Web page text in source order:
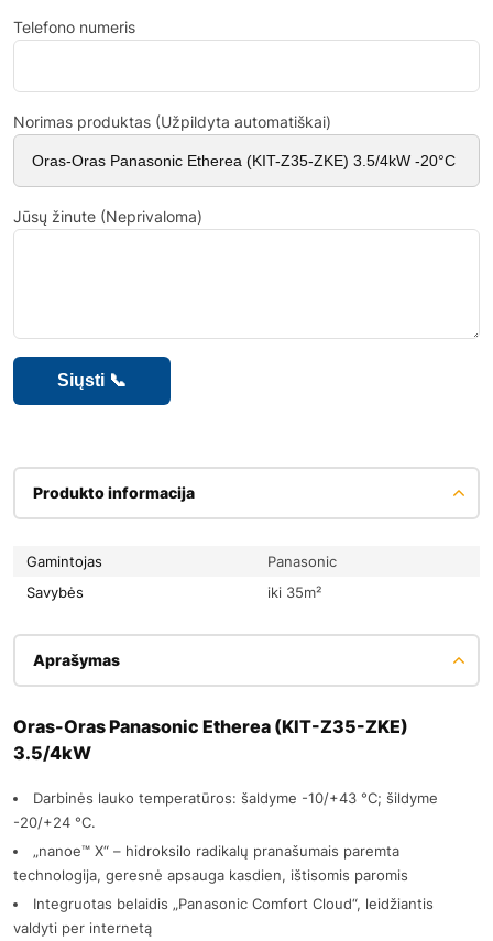
Telefono numeris
Norimas produktas (Užpildyta automatiškai)
Jūsų žinute (Neprivaloma)
Produkto informacija
Gamintojas
Panasonic
Savybės
iki 35m²
Aprašymas
Oras-Oras Panasonic Etherea (KIT-Z35-ZKE)
3.5/4kW
Darbinės lauko temperatūros: šaldyme -10/+43 °C; šildyme
-20/+24 °C.
„nanoe™ X“ – hidroksilo radikalų pranašumais paremta
technologija, geresnė apsauga kasdien, ištisomis paromis
Integruotas belaidis „Panasonic Comfort Cloud“, leidžiantis
valdyti per internetą